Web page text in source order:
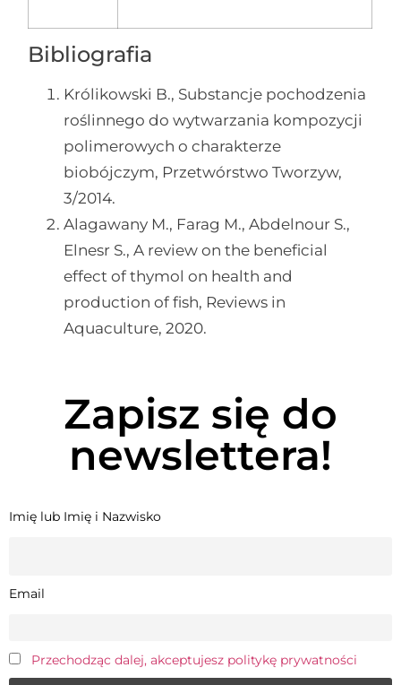
Bibliografia
Królikowski B., Substancje pochodzenia
roślinnego do wytwarzania kompozycji
polimerowych o charakterze
biobójczym, Przetwórstwo Tworzyw,
3/2014.
Alagawany M., Farag M., Abdelnour S.,
Elnesr S., A review on the beneficial
effect of thymol on health and
production of fish, Reviews in
Aquaculture, 2020.
Zapisz się do
newslettera!
Imię lub Imię i Nazwisko
Email
Przechodząc dalej, akceptujesz politykę prywatności